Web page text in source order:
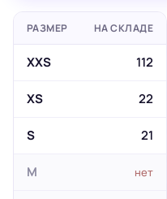
РАЗМЕР НА СКЛАДЕ
XXS 112
XS 22
S 21
M нет